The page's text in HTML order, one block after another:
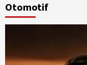
Otomotif